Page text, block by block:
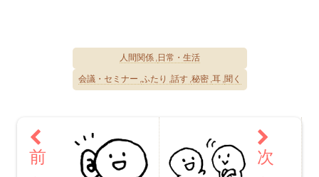
人間関係 日常・生活
会議・セミナー ふたり 話す 秘密 耳 聞く